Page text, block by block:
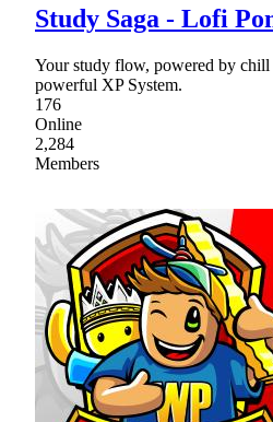
Study Saga - Lofi
Your study flow, powered by chill
powerful XP System.
176
Online
2,284
Members